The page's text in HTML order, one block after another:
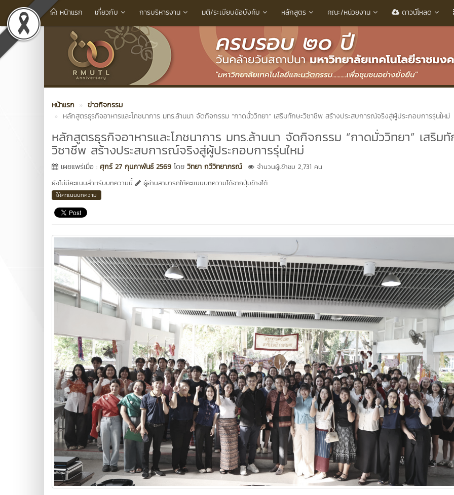
หน้าแรก เกี่ยวกับ การบริหารงาน มติ/ระเบียบข้อบังคับ หลักสูตร คณะ/หน่วยงาน ดาวน์โหลด
หน้าแรก
ข่าวกิจกรรม
หลักสูตรธุรกิจอาหารและโภชนาการ มทร.ล้านนา จัดกิจกรรม “กาดมั่ววิทยา” เสริมทักษะวิชาชีพ สร้างประสบการณ์จริงสู่ผู้ประกอบการรุ่นใหม่
หลักสูตรธุรกิจอาหารและโภชนาการ มทร.ล้านนา จัดกิจกรรม “กาดมั่ววิทยา” เสริมทั
วิชาชีพ สร้างประสบการณ์จริงสู่ผู้ประกอบการรุ่นใหม่
เผยแพร่เมื่อ : ศุกร์ 27 กุมภาพันธ์ 2569 โดย วิทยา กวีวิทยาภรณ์
จำนวนผู้เข้าชม 2,731 คน
ยังไม่มีคะแนนสำหรับบทความนี้
ผู้อ่านสามารถให้คะแนนบทความได้จากปุ่มข้างใต้
ให้คะแนนบทความ